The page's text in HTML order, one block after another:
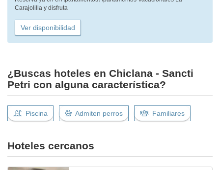
Carajolilla y disfruta
Ver disponibilidad
¿Buscas hoteles en Chiclana - Sancti
Petri con alguna característica?
Piscina Admiten perros Familiares
Hoteles cercanos